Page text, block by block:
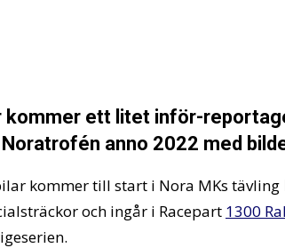
kommer ett litet inför-
anno 2022 med
kommer till start i Nora MKs tävling
och ingår i Racepart 1300